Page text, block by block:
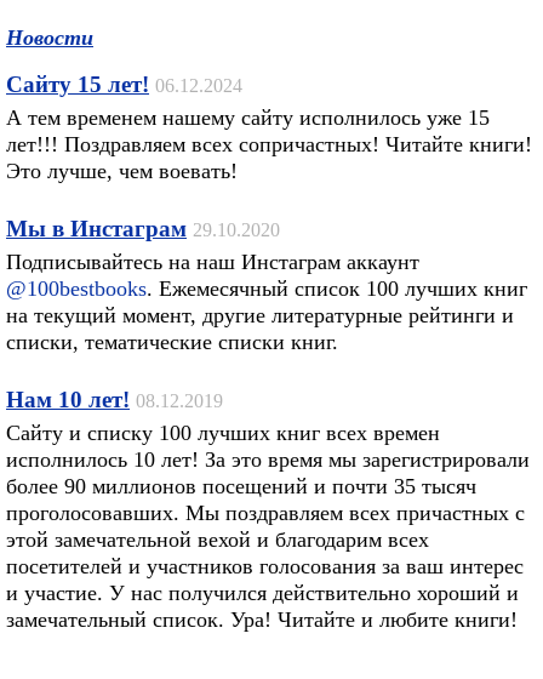
Новости
Сайту 15 лет! 06.12.2024
А тем временем нашему сайту исполнилось уже 15
лет!!! Поздравляем всех сопричастных! Читайте книги!
Это лучше, чем воевать!
Мы в Инстаграм 29.10.2020
Подписывайтесь на наш Инстаграм аккаунт
@100bestbooks. Ежемесячный список 100 лучших книг
на текущий момент, другие литературные рейтинги и
списки, тематические списки книг.
Нам 10 лет! 08.12.2019
Сайту и списку 100 лучших книг всех времен
исполнилось 10 лет! За это время мы зарегистрировали
более 90 миллионов посещений и почти 35 тысяч
проголосовавших. Мы поздравляем всех причастных с
этой замечательной вехой и благодарим всех
посетителей и участников голосования за ваш интерес
и участие. У нас получился действительно хороший и
замечательный список. Ура! Читайте и любите книги!